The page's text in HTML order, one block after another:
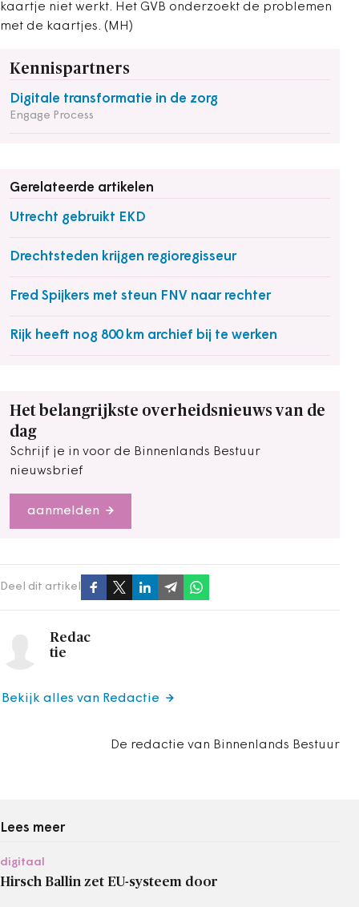
kaartje niet werkt. Het GVB onderzoekt de problemen
met de kaartjes. (MH)
Kennispartners
Digitale transformatie in de zorg
Engage Process
Gerelateerde artikelen
Utrecht gebruikt EKD
Drechtsteden krijgen regioregisseur
Fred Spijkers met steun FNV naar rechter
Rijk heeft nog 800 km archief bij te werken
Het belangrijkste overheidsnieuws van de
dag
Schrijf je in voor de Binnenlands Bestuur
nieuwsbrief
aanmelden
Deel dit artikel
Redac
tie
De redactie van Binnenlands Bestuur
Bekijk alles van Redactie
Lees meer
digitaal
Hirsch Ballin zet EU-systeem door